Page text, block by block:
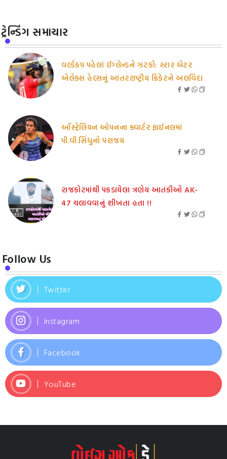
સમાચાર
વર્લ્ડકપ પહેલાં ઈંગ્લેન્ડને ઝટકો: સ્ટાર બેટર
એલેક્સ હેલ્સનું આંતરરાષ્ટ્રીય ક્રિકેટને અલવિદા
ઑસ્ટ્રેલિયન ઓપનના ક્વાર્ટર ફાઈનલમાં
પી.વી.સિંધુનો પરાજય
રાજકોટમાંથી પકડાયેલા ત્રણેય આતંકીઓ AK-
47 ચલાવવાનું શીખતા હતા !!
Follow Us
Twitter
Instagram
Facebook
YouTube